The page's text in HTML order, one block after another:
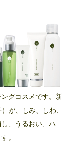
グコスメです。新
が、しみ、しわ、
、うるおい、ハ
。